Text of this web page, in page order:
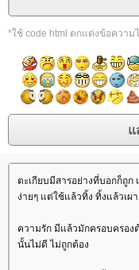
*ใช้ code html ตกแต่งข้อความ
ตะเกียบมีสารอย่างที่บอกก็ถู
ง่ายๆ แต่ใช้แล้วทิ้ง ทิ้งแล้วเ
ความรัก มีแล้วมักครอบครอง
นั้นไม่ดี ไม่ถูกต้อง